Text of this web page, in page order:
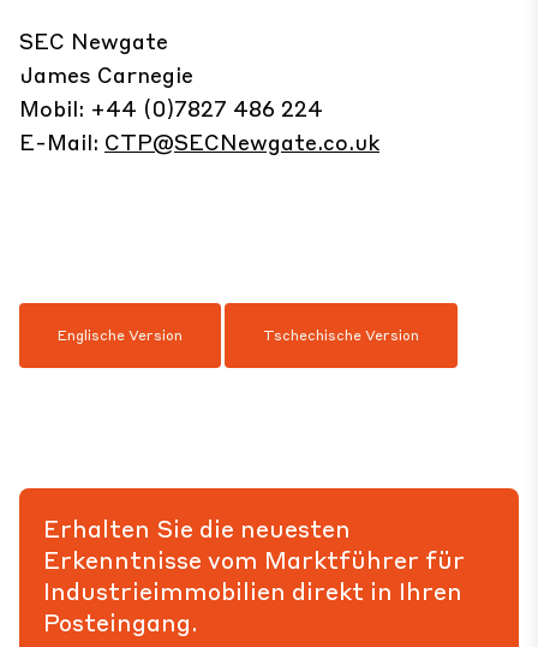
SEC Newgate
James Carnegie
Mobil: +44 (0)7827 486 224
E-Mail: CTP@SECNewgate.co.uk
Englische Version Tschechische Version
Erhalten Sie die neuesten
Erkenntnisse vom Marktführer für
Industrieimmobilien direkt in Ihren
Posteingang.